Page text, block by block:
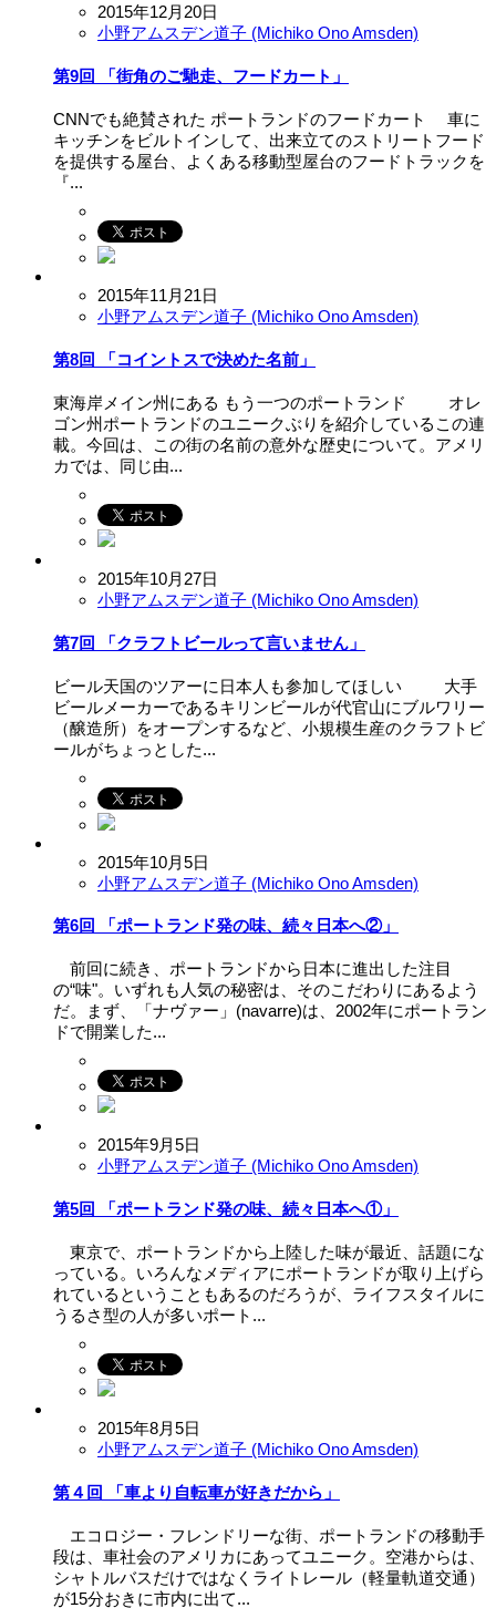
2015年12月20日
小野アムスデン道子 (Michiko Ono Amsden)
第9回 「街角のご馳走、フードカート」
CNNでも絶賛された ポートランドのフードカート 車に
キッチンをビルトインして、出来立てのストリートフード
を提供する屋台、よくある移動型屋台のフードトラックを
『...
2015年11月21日
小野アムスデン道子 (Michiko Ono Amsden)
第8回 「コイントスで決めた名前」
東海岸メイン州にある もう一つのポートランド オレ
ゴン州ポートランドのユニークぶりを紹介しているこの連
載。今回は、この街の名前の意外な歴史について。アメリ
カでは、同じ由...
2015年10月27日
小野アムスデン道子 (Michiko Ono Amsden)
第7回 「クラフトビールって言いません」
ビール天国のツアーに日本人も参加してほしい 大手
ビールメーカーであるキリンビールが代官山にブルワリー
（醸造所）をオープンするなど、小規模生産のクラフトビ
ールがちょっとした...
2015年10月5日
小野アムスデン道子 (Michiko Ono Amsden)
第6回 「ポートランド発の味、続々日本へ②」
前回に続き、ポートランドから日本に進出した注目
の“味"。いずれも人気の秘密は、そのこだわりにあるよう
だ。まず、「ナヴァー」(navarre)は、2002年にポートラン
ドで開業した...
2015年9月5日
小野アムスデン道子 (Michiko Ono Amsden)
第5回 「ポートランド発の味、続々日本へ①」
東京で、ポートランドから上陸した味が最近、話題にな
っている。いろんなメディアにポートランドが取り上げら
れているということもあるのだろうが、ライフスタイルに
うるさ型の人が多いポート...
2015年8月5日
小野アムスデン道子 (Michiko Ono Amsden)
第４回 「車より自転車が好きだから」
エコロジー・フレンドリーな街、ポートランドの移動手
段は、車社会のアメリカにあってユニーク。空港からは、
シャトルバスだけではなくライトレール（軽量軌道交通）
が15分おきに市内に出て...